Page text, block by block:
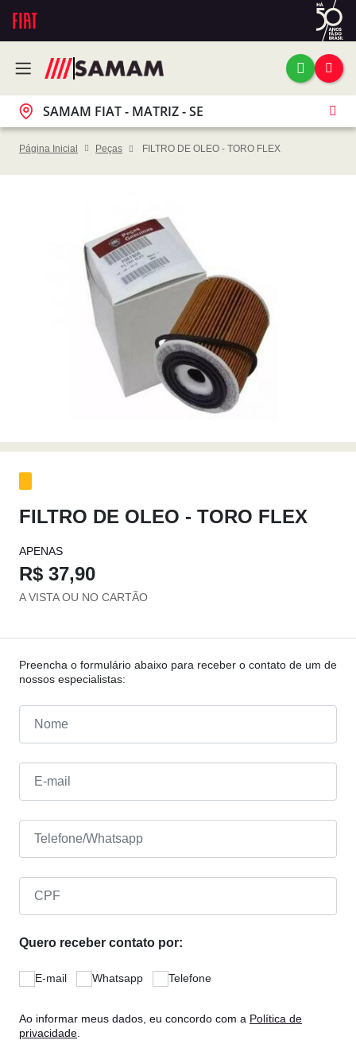
SAMAM FIAT - MATRIZ - SE
Página Inicial Peças FILTRO DE OLEO - TORO FLEX
FILTRO DE OLEO - TORO FLEX
APENAS
R$ 37,90
A VISTA OU NO CARTÃO
Preencha o formulário abaixo para receber o contato de um de
nossos especialistas:
Quero receber contato por:
E-mail Whatsapp Telefone
Ao informar meus dados, eu concordo com a Política de
privacidade